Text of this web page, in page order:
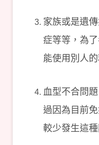
家族或是遺
症等等，為
能使用別人的
血型不合問
過因為目前
較少發生這種